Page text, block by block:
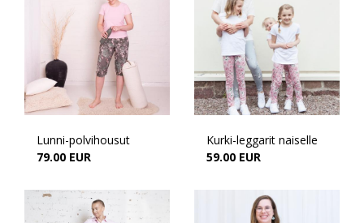
Lunni-polvihousut
79.00 EUR
Kurki-leggarit naiselle
59.00 EUR